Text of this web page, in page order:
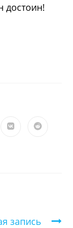
достоин!
Открывается
запись